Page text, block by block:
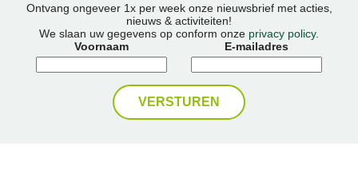
Ontvang ongeveer 1x per week onze nieuwsbrief met acties,
nieuws & activiteiten!
We slaan uw gegevens op conform onze privacy policy.
Voornaam
E-mailadres